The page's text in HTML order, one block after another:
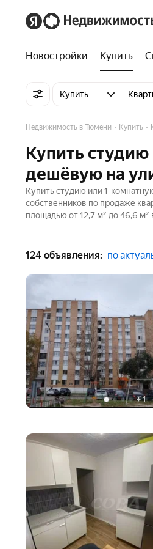
Новостройки Купить
Купить
Недвижимость в Тюмени Купить
Купить
дешёвую на
Купить студию или 1-
собственников по продаже
площадью от 12,7 м² до 46,6
124 объявления: по
+1